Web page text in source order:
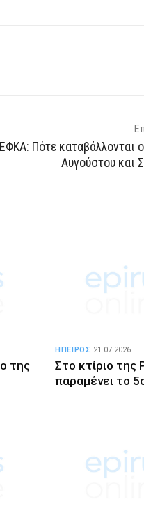
Πότε καταβάλλονται
Αυγούστου και
της
Στο κτίριο της
παραμένει το
ΗΠΕΙΡΟΣ 21.07.2026